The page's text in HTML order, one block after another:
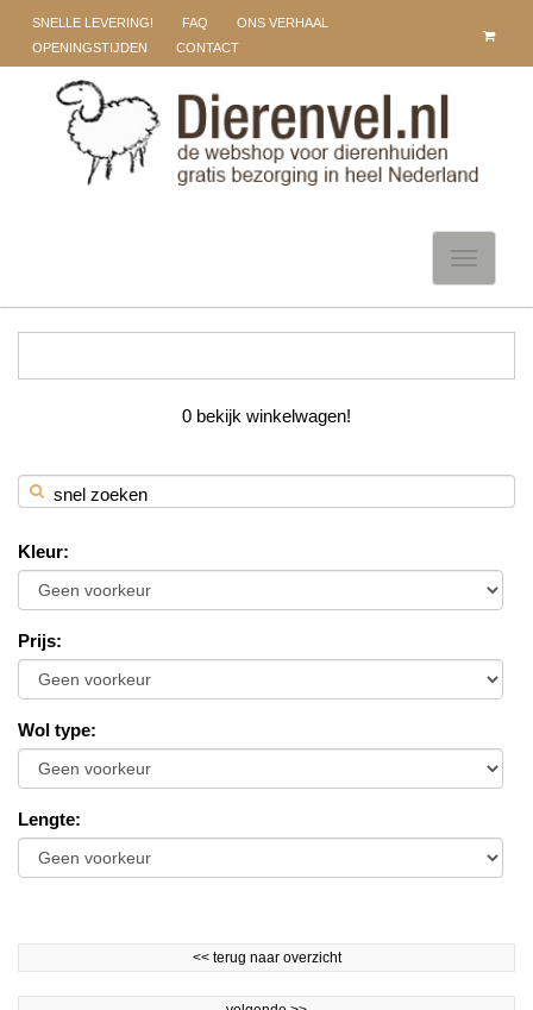
SNELLE LEVERING! FAQ
ONS VERHAAL
OPENINGSTIJDEN
CONTACT
Toggle
0 bekijk winkelwagen!
snel zoeken
Kleur:
Prijs:
Wol type:
Lengte:
<< terug naar overzicht